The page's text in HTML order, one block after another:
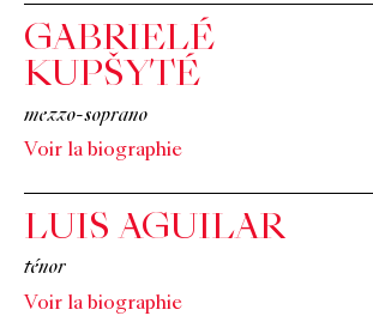
GABRIELÉ
KUPŠYTÉ
mezzo-soprano
Voir la biographie
LUIS AGUILAR
ténor
Voir la biographie